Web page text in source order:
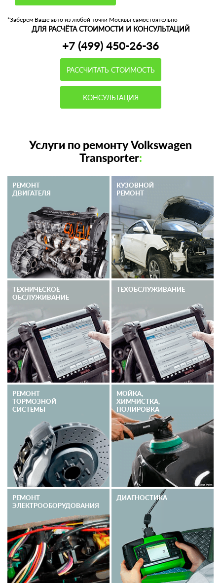
*Заберем Ваше авто из любой точки Москвы самостоятельно
ДЛЯ РАСЧЁТА СТОИМОСТИ И КОНСУЛЬТАЦИЙ
+7 (499) 450-26-36
РАССЧИТАТЬ СТОИМОСТЬ
КОНСУЛЬТАЦИЯ
Услуги по ремонту Volkswagen
Transporter:
РЕМОНТ
ДВИГАТЕЛЯ
КУЗОВНОЙ
РЕМОНТ
ТЕХНИЧЕСКОЕ
ОБСЛУЖИВАНИЕ
ТЕХОБСЛУЖИВАНИЕ
РЕМОНТ
ТОРМОЗНОЙ
СИСТЕМЫ
МОЙКА,
ХИМЧИСТКА,
ПОЛИРОВКА
РЕМОНТ
ЭЛЕКТРО­ОБОРУДОВАНИЯ
ДИАГНОСТИКА